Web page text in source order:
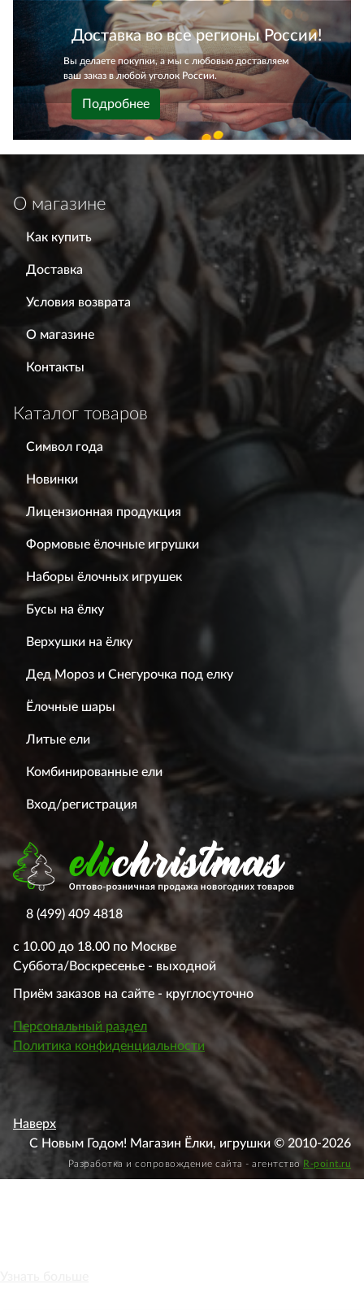
Доставка во все регионы России!
Вы делаете покупки, а мы с любовью доставляем
ваш заказ в любой уголок России.
Подробнее
О магазине
Как купить
Доставка
Условия возврата
О магазине
Контакты
Каталог товаров
Символ года
Новинки
Лицензионная продукция
Формовые ёлочные игрушки
Наборы ёлочных игрушек
Бусы на ёлку
Верхушки на ёлку
Дед Мороз и Снегурочка под елку
Ёлочные шары
Литые ели
Комбинированные ели
Вход/регистрация
8 (499) 409 4818
с 10.00 до 18.00 по Москве
Суббота/Воскресенье - выходной
Приём заказов на сайте - круглосуточно
Персональный раздел
Политика конфиденциальности
Наверх
С Новым Годом! Магазин Ёлки, игрушки © 2010-2026
Разработка и сопровождение сайта - агентство R-point.ru